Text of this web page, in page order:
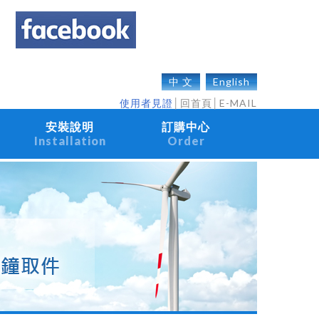
中 文
English
使用者見證
回首頁 E-MAIL
安裝說明
Installation
訂購中心
Order